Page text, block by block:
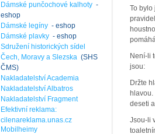
Dámské punčochové kalhoty -
eshop
Dámské legíny - eshop
Dámské plavky - eshop
Sdružení historických sídel
Čech, Moravy a Slezska (SHS
ČMS)
Nakladatelství Academia
Nakladatelství Albatros
Nakladatelství Fragment
Efektivní reklama:
cilenareklama.unas.cz
Mobilheimy
To bylo
Není-li
jsou:
Držte
deseti
Jsou-li